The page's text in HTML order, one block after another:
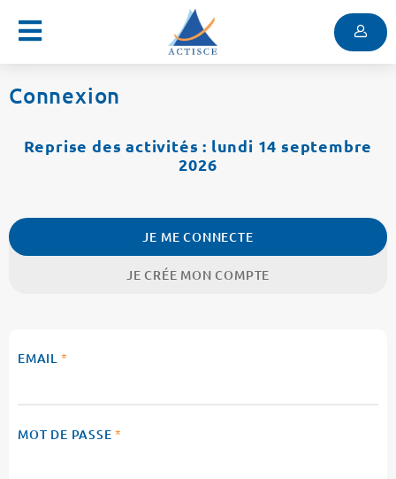
Menu
Connexion
Reprise des activités : lundi 14 septembre
2026
JE ME CONNECTE
JE CRÉE MON COMPTE
EMAIL *
MOT DE PASSE *